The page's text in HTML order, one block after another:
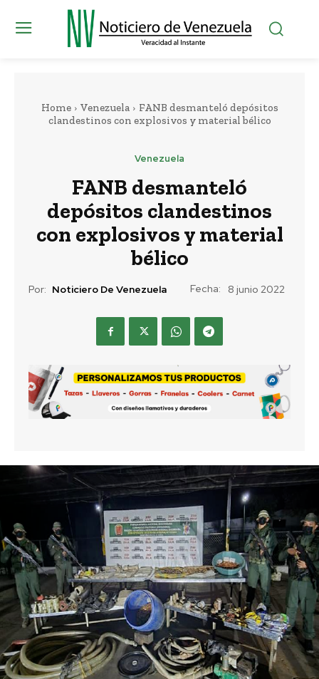
Home Venezuela
FANB desmanteló depósitos
clandestinos con explosivos y material bélico
Venezuela
FANB desmanteló
depósitos clandestinos
con explosivos y material
bélico
Por: Noticiero De Venezuela Fecha: 8 junio 2022